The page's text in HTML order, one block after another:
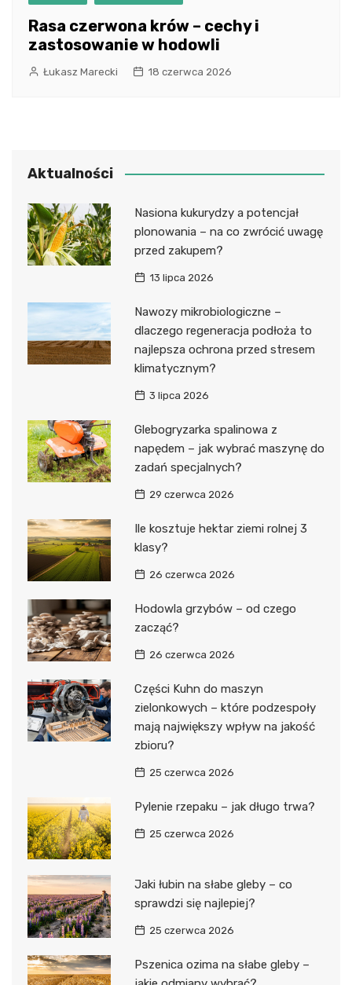
Rasa czerwona krów – cechy i
zastosowanie w hodowli
Łukasz Marecki 18 czerwca 2026
Aktualności
Nasiona kukurydzy a potencjał
plonowania – na co zwrócić uwagę
przed zakupem?
13 lipca 2026
Nawozy mikrobiologiczne –
dlaczego regeneracja podłoża to
najlepsza ochrona przed stresem
klimatycznym?
3 lipca 2026
Glebogryzarka spalinowa z
napędem – jak wybrać maszynę do
zadań specjalnych?
29 czerwca 2026
Ile kosztuje hektar ziemi rolnej 3
klasy?
26 czerwca 2026
Hodowla grzybów – od czego
zacząć?
26 czerwca 2026
Części Kuhn do maszyn
zielonkowych – które podzespoły
mają największy wpływ na jakość
zbioru?
25 czerwca 2026
Pylenie rzepaku – jak długo trwa?
25 czerwca 2026
Jaki łubin na słabe gleby – co
sprawdzi się najlepiej?
25 czerwca 2026
Pszenica ozima na słabe gleby –